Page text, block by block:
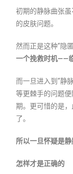
初期的静脉曲张
的皮肤问题。
然而正是这种“隐
一个挽救时机——
而一旦进入到“静
等更棘手的问题
期。更可惜的是
了。
所以一旦怀疑是
怎样才是正确的